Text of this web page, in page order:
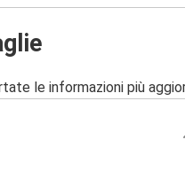
le informazioni più